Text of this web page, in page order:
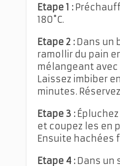
Etape 1 :
180˚C.
Etape 2 : Dans un
ramollir du pain
mélangeant avec
Laissez imbiber
minutes. Réservez
Etape 3 :
et coupez les en
Ensuite hachées
Etape 4 : Dans un